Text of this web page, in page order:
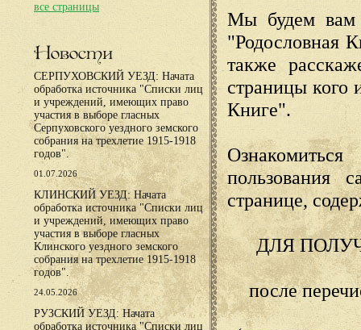
все страницы
Новости
СЕРПУХОВСКИЙ УЕЗД: Начата
обработка источника "Списки лиц
и учреждений, имеющих право
участия в выборе гласных
Серпуховского уездного земского
собрания на трехлетие 1915-1918
годов".
01.07.2026
КЛИНСКИЙ УЕЗД: Начата
обработка источника "Списки лиц
и учреждений, имеющих право
участия в выборе гласных
Клинского уездного земского
собрания на трехлетие 1915-1918
годов".
24.05.2026
РУЗСКИЙ УЕЗД: Начата
обработка источника "Списки лиц
Мы будем вам
"Родословная
также
страницы кого
Книге".
пользования
странице,
ДЛЯ
после